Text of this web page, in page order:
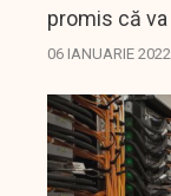
promis că
protestele
provocare
06 IANUARIE 2022